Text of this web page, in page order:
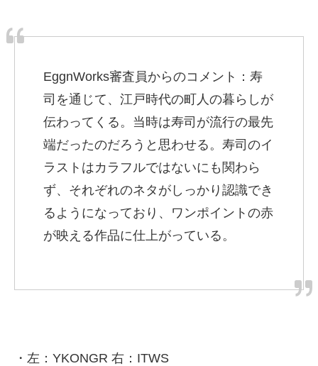
EggnWorks審査員からのコメント：寿
司を通じて、江戸時代の町人の暮らしが
伝わってくる。当時は寿司が流行の最先
端だったのだろうと思わせる。寿司のイ
ラストはカラフルではないにも関わら
ず、それぞれのネタがしっかり認識でき
るようになっており、ワンポイントの赤
が映える作品に仕上がっている。
・左：YKONGR 右：ITWS